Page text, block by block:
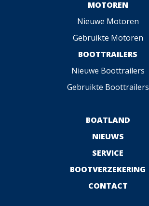
MOTOREN
Nieuwe Motoren
Gebruikte Motoren
BOOTTRAILERS
Nieuwe Boottrailers
Gebruikte Boottrailers
BOATLAND
NIEUWS
SERVICE
BOOTVERZEKERING
CONTACT